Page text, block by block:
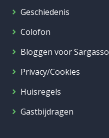
Geschiedenis
Colofon
Bloggen voor Sargasso
Privacy/Cookies
Huisregels
Gastbijdragen